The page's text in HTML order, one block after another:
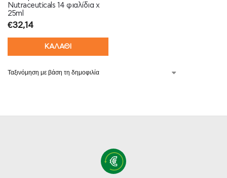
Nutraceuticals 14 φιαλίδια x
25ml
€32,14
ΚΑΛΑΘΙ